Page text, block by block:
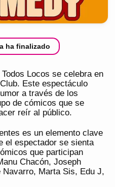
ha finalizado
Locos se celebra en
Este espectáculo
a través de los
de cómicos que se
reír al público.
es un elemento clave
el espectador se sienta
que participan
Chacón, Joseph
Navarro, Marta Sis, Edu J,